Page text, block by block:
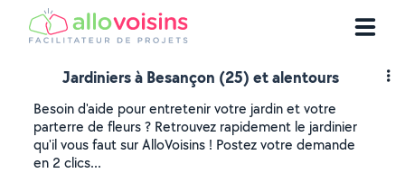
Jardiniers à Besançon (25) et alentours
Besoin d'aide pour entretenir votre jardin et votre
parterre de fleurs ? Retrouvez rapidement le jardinier
qu'il vous faut sur AlloVoisins ! Postez votre demande
en 2 clics...